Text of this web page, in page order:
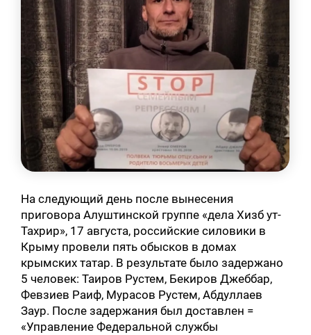
На следующий день после вынесения
приговора Алуштинской группе «дела Хизб ут-
Тахрир», 17 августа, российские силовики в
Крыму провели пять обысков в домах
крымских татар. В результате было задержано
5 человек: Таиров Рустем, Бекиров Джеббар,
Февзиев Раиф, Мурасов Рустем, Абдуллаев
Заур. После задержания был доставлен =
«Управление Федеральной службы